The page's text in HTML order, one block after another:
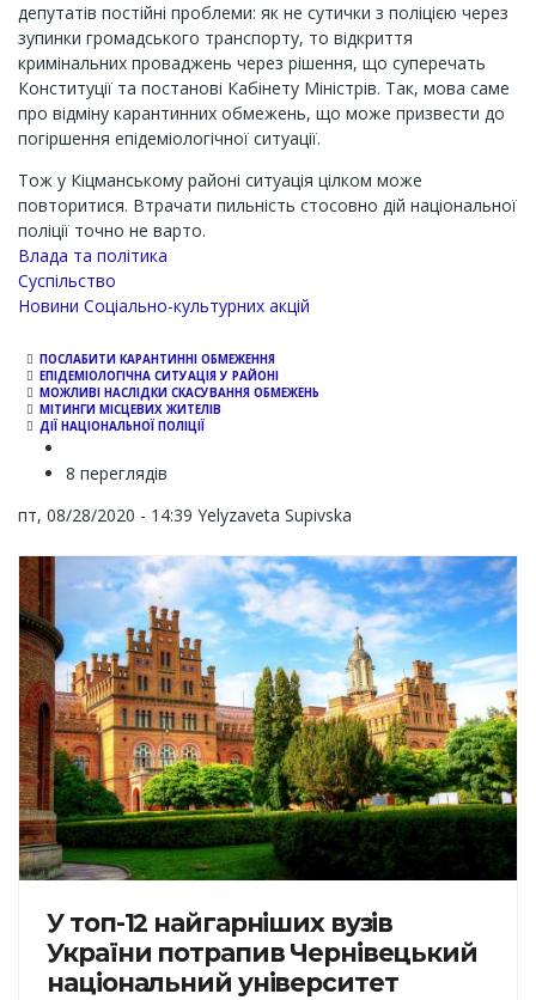
депутатів постійні проблеми: як не сутички з поліцією через
зупинки громадського транспорту, то відкриття
кримінальних проваджень через рішення, що суперечать
Конституції та постанові Кабінету Міністрів. Так, мова саме
про відміну карантинних обмежень, що може призвести до
погіршення епідеміологічної ситуації.
Тож у Кіцманському районі ситуація цілком може
повторитися. Втрачати пильність стосовно дій національної
поліції точно не варто.
Влада та політика
Суспільство
Новини Соціально-культурних акцій
ПОСЛАБИТИ КАРАНТИННІ ОБМЕЖЕННЯ
ЕПІДЕМІОЛОГІЧНА СИТУАЦІЯ У РАЙОНІ
МОЖЛИВІ НАСЛІДКИ СКАСУВАННЯ ОБМЕЖЕНЬ
МІТИНГИ МІСЦЕВИХ ЖИТЕЛІВ
ДІЇ НАЦІОНАЛЬНОЇ ПОЛІЦІЇ
8 переглядів
пт, 08/28/2020 - 14:39 Yelyzaveta Supivska
У топ-12 найгарніших вузів
України потрапив Чернівецький
національний університет